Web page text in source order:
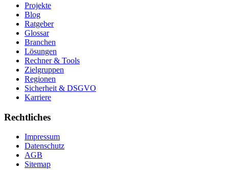
Projekte
Blog
Ratgeber
Glossar
Branchen
Lösungen
Rechner & Tools
Zielgruppen
Regionen
Sicherheit & DSGVO
Karriere
Rechtliches
Impressum
Datenschutz
AGB
Sitemap